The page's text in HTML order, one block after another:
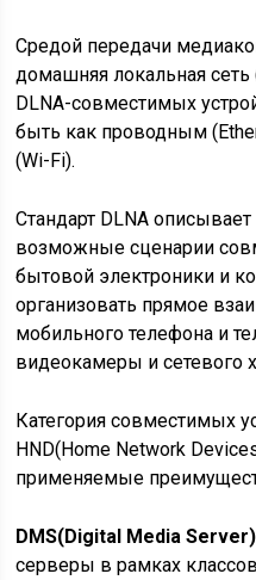
Средой передачи
домашняя локальная
DLNA-совместимых
быть как проводным
(Wi-Fi).
Стандарт DLNA
возможные сценарии
бытовой электроники и
организовать прямое
мобильного телефона и
видеокамеры и сетевого
Категория совместимых
HND(Home Network
применяемые
DMS(Digital Media Server)
серверы в рамках